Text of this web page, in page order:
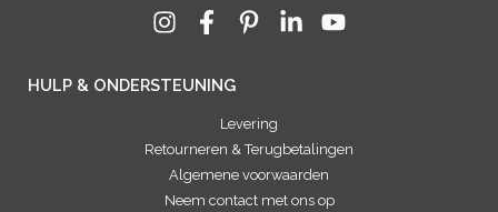
HULP & ONDERSTEUNING
Levering
Retourneren & Terugbetalingen
Algemene voorwaarden
Neem contact met ons op